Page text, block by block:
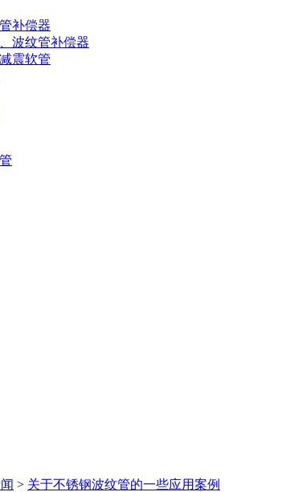
补偿器
波纹管补偿器
震软管
> 关于不锈钢波纹管的一些应用案例